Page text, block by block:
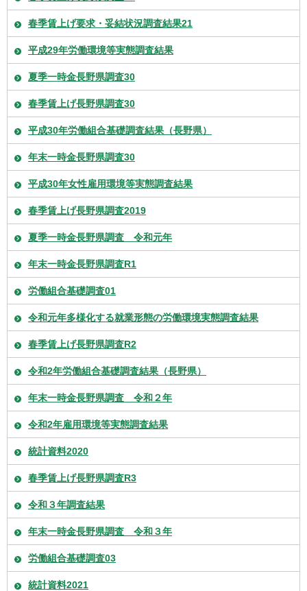
春季賃上げ要求・妥結状況調査結果21
平成29年労働環境等実態調査結果
夏季一時金長野県調査30
春季賃上げ長野県調査30
平成30年労働組合基礎調査結果（長野県）
年末一時金長野県調査30
平成30年女性雇用環境等実態調査結果
春季賃上げ長野県調査2019
夏季一時金長野県調査 令和元年
年末一時金長野県調査R1
労働組合基礎調査01
令和元年多様化する就業形態の労働環境実態調査結果
春季賃上げ長野県調査R2
令和2年労働組合基礎調査結果（長野県）
年末一時金長野県調査 令和２年
令和2年雇用環境等実態調査結果
統計資料2020
春季賃上げ長野県調査R3
令和３年調査結果
年末一時金長野県調査 令和３年
労働組合基礎調査03
統計資料2021